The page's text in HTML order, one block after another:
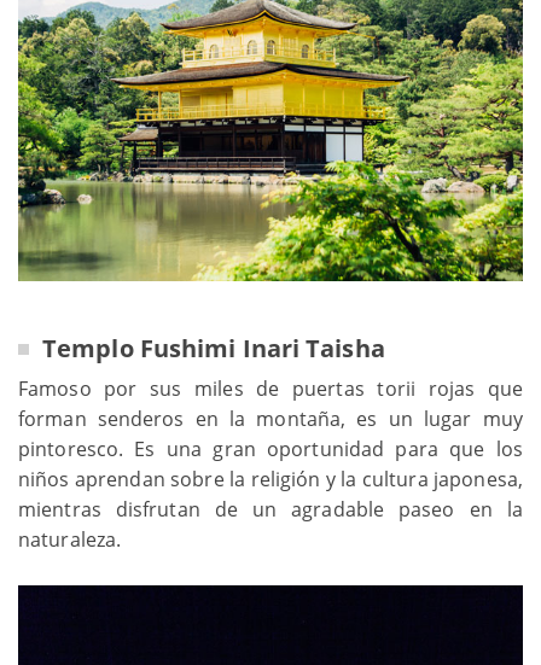
Templo Fushimi Inari Taisha
Famoso por sus miles de puertas torii rojas que
forman senderos en la montaña, es un lugar muy
pintoresco. Es una gran oportunidad para que los
niños aprendan sobre la religión y la cultura japonesa,
mientras disfrutan de un agradable paseo en la
naturaleza.